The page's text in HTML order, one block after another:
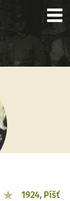
1924, Píšť